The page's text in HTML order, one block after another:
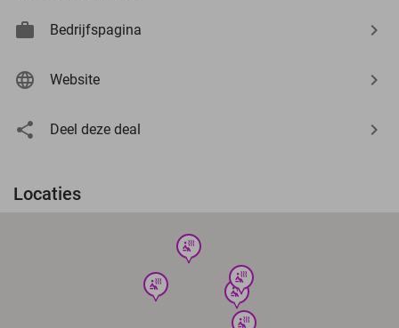
Bedrijfspagina
Website
Deel deze deal
Locaties
wellness
wellness
wellness
wellness
wellness